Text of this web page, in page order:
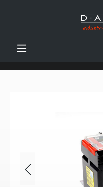
Zum Hauptinhalt springen